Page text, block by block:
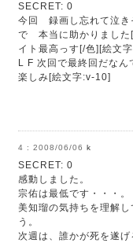
SECRET: 0
今回 録画し忘れて泣き
で 本当に助かりまし
イト最高っす[/色][絵文
L F 次回で最終回だな
楽しみ[絵文字:v-10]
2008/06/06 k
SECRET: 0
感動しました。
宗佑は最低です・・・。
美知瑠の気持ちを理解
う。
次週は、誰かが死を遂げ